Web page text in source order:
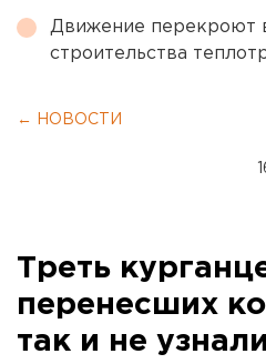
Движение перекроют
строительства
← НОВОСТИ
Треть
перенесших
так и не